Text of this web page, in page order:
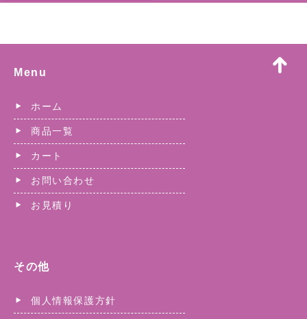
Menu
ホーム
商品一覧
カート
お問い合わせ
お見積り
その他
個人情報保護方針